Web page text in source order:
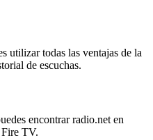
utilizar todas las ventajas de la
de escuchas.
encontrar radio.net en
TV.